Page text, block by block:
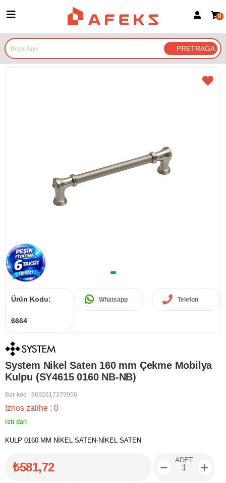
Prijava za članove
Prijavite se Google nalogom
0
Ürün Kodu:
6664
Whatsapp Telefon
System Nikel Saten 160 mm Çekme Mobilya
Kulpu (SY4615 0160 NB-NB)
Bar-kod : 8692617379956
Iznos zalihe : 0
Isti dan
KULP 0160 MM NİKEL SATEN-NİKEL SATEN
₺581,72
ADET